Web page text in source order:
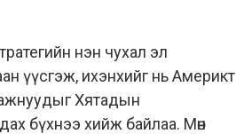
нэн чухал эл
үүсгэж, ихэнхийг нь Америкт
Хятадын
бүхнээ хийж байлаа. Мөн